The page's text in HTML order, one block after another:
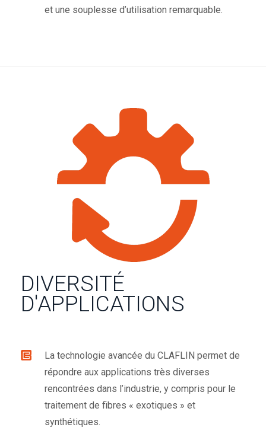
et une souplesse d’utilisation remarquable.
DIVERSITÉ
D'APPLICATIONS
La technologie avancée du CLAFLIN permet de
répondre aux applications très diverses
rencontrées dans l’industrie, y compris pour le
traitement de fibres « exotiques » et
synthétiques.